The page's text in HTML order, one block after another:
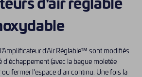
d'Air Réglable™ sont modifiés
(avec la bague moletée
fermer l'espace d'air continu. Une fois la